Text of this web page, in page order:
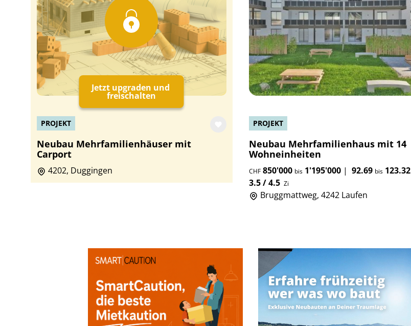
Jetzt upgraden und
freischalten
PROJEKT
Neubau Mehrfamilienhäuser mit
Carport
4202, Duggingen
PROJEKT
Neubau Mehrfamilienhaus mit 14
Wohneinheiten
CHF850'000 bis1'195'000| 92.69 bis123.32
3.5 / 4.5 Zi
Bruggmattweg, 4242 Laufen